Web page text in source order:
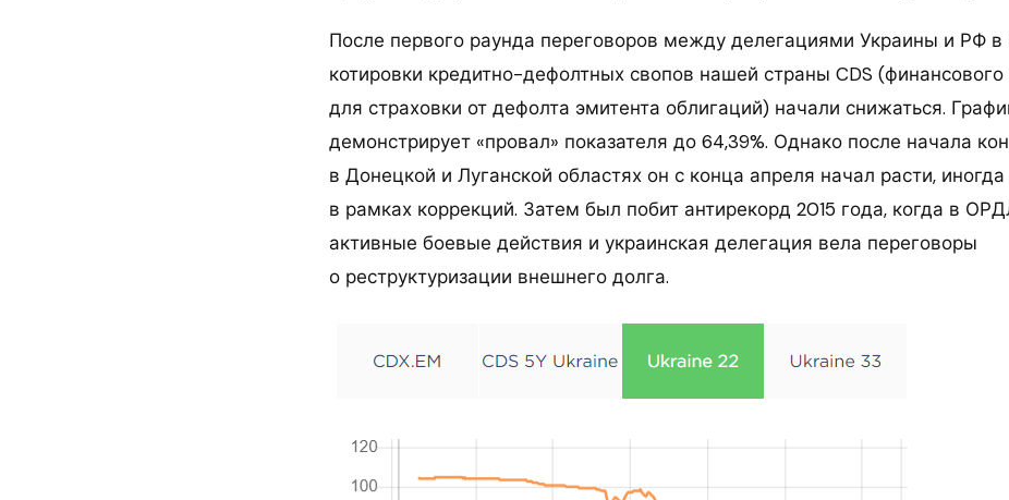
После первого раунда переговоров между делегациями Украины и РФ в
котировки кредитно-дефолтных свопов нашей страны CDS (финансового
для страховки от дефолта эмитента облигаций) начали снижаться.
демонстрирует «провал» показателя до 64,39%. Однако после начала
в Донецкой и Луганской областях он с конца апреля начал расти,
в рамках коррекций. Затем был побит антирекорд 2015 года, когда в
активные боевые действия и украинская делегация вела переговоры
о реструктуризации внешнего долга.